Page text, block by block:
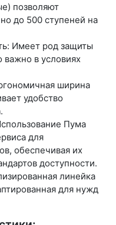
позволяют
до 500 ступеней на
Имеет род защиты
важно в условиях
ширина
удобство
Пума
для
обеспечивая их
доступности.
линейка
для нужд